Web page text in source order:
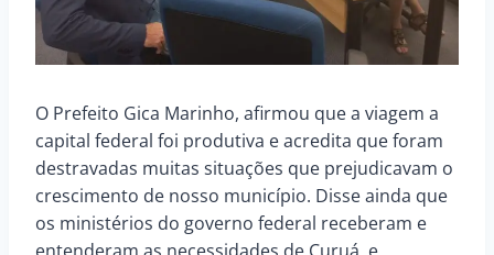
O Prefeito Gica Marinho, afirmou que a viagem a
capital federal foi produtiva e acredita que foram
destravadas muitas situações que prejudicavam o
crescimento de nosso município. Disse ainda que
os ministérios do governo federal receberam e